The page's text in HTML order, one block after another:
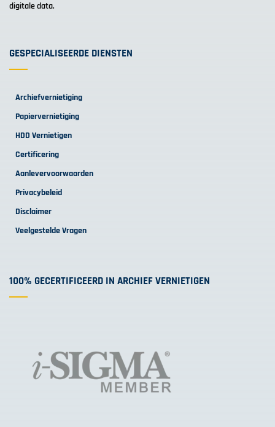
digitale data.
GESPECIALISEERDE DIENSTEN
Archiefvernietiging
Papiervernietiging
HDD Vernietigen
Certificering
Aanlevervoorwaarden
Privacybeleid
Disclaimer
Veelgestelde Vragen
100% GECERTIFICEERD IN ARCHIEF VERNIETIGEN